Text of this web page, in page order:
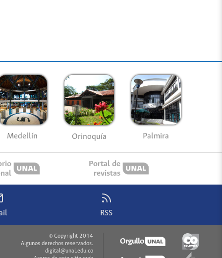
Medellín Orinoquía Palmira
Portal de
revistas
RSS
© Copyright 2014
Algunos derechos reservados.
digital@unal.edu.co